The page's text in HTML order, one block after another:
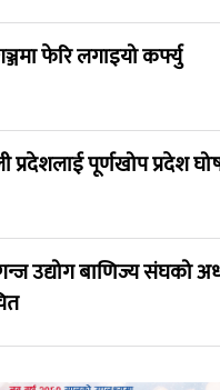
फेरि लगाइयो कर्फ्यु
प्रदेशलाई पूर्णखोप प्रदेश
उद्योग बाणिज्य संघको